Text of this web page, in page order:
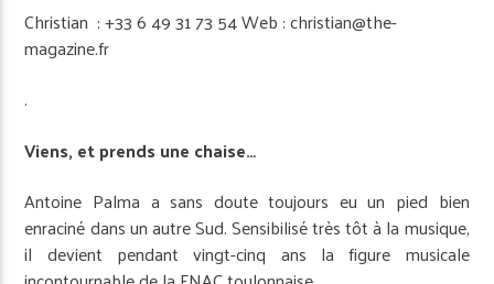
Christian : +33 6 49 31 73 54 Web : christian@the-
magazine.fr
.
Viens, et prends une chaise…
Antoine Palma a sans doute toujours eu un pied bien
enraciné dans un autre Sud. Sensibilisé très tôt à la musique,
il devient pendant vingt-cinq ans la figure musicale